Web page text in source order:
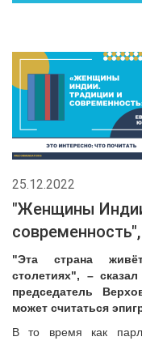
25.12.2022
"Женщины
"Эта страна
столетиях", –
председатель
может считаться
В то время как